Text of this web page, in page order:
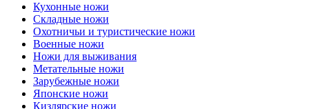
Кухонные ножи
Складные ножи
Охотничьи и туристические ножи
Военные ножи
Ножи для выживания
Метательные ножи
Зарубежные ножи
Японские ножи
Кизлярские ножи